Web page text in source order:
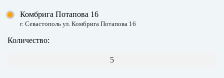
Комбрига Потапова 16
г. Севастополь ул. Комбрига Потапова 16
Количество:
5